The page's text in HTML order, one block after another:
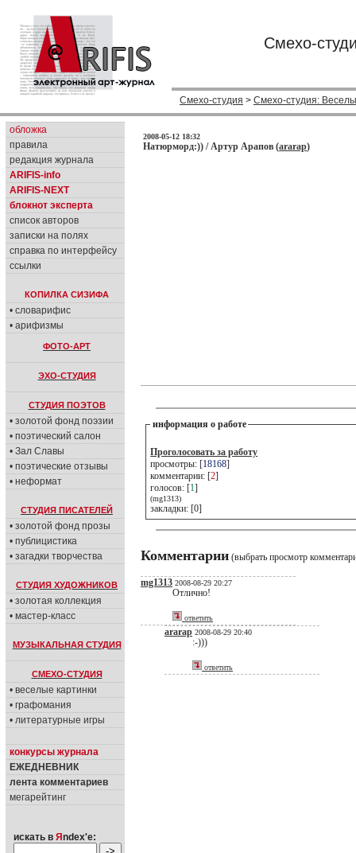
Смехо-
Смехо-студия > Смехо-студия:
обложка
правила
редакция журнала
ARIFIS-info
ARIFIS-NEXT
блокнот эксперта
список авторов
записки на полях
справка по интерфейсу
ссылки
КОПИЛКА СИЗИФА
• словарифис
• арифизмы
ФОТО-АРТ
ЭХО-СТУДИЯ
СТУДИЯ ПОЭТОВ
• золотой фонд поэзии
• поэтический салон
• Зал Славы
• поэтические отзывы
• неформат
СТУДИЯ ПИСАТЕЛЕЙ
• золотой фонд прозы
• публицистика
• загадки творчества
СТУДИЯ ХУДОЖНИКОВ
• золотая коллекция
• мастер-класс
МУЗЫКАЛЬНАЯ СТУДИЯ
СМЕХО-СТУДИЯ
• веселые картинки
• графомания
• литературные игры
конкурсы журнала
ЕЖЕДНЕВНИК
лента комментариев
мегарейтинг
искать в Я ndex'е:
2008-05-12 18:32
Натюрморд:)) / Артур Арапов (ararap)
информация о работе
Проголосовать за работу
просмотры: [18168]
комментарии: [2]
голосов: [1]
(mg1313)
закладки: [0]
Комментарии (выбрать просмотр
mg1313 2008-08-29 20:27
Отлично!
ответить
ararap 2008-08-29 20:40
:-)))
ответить